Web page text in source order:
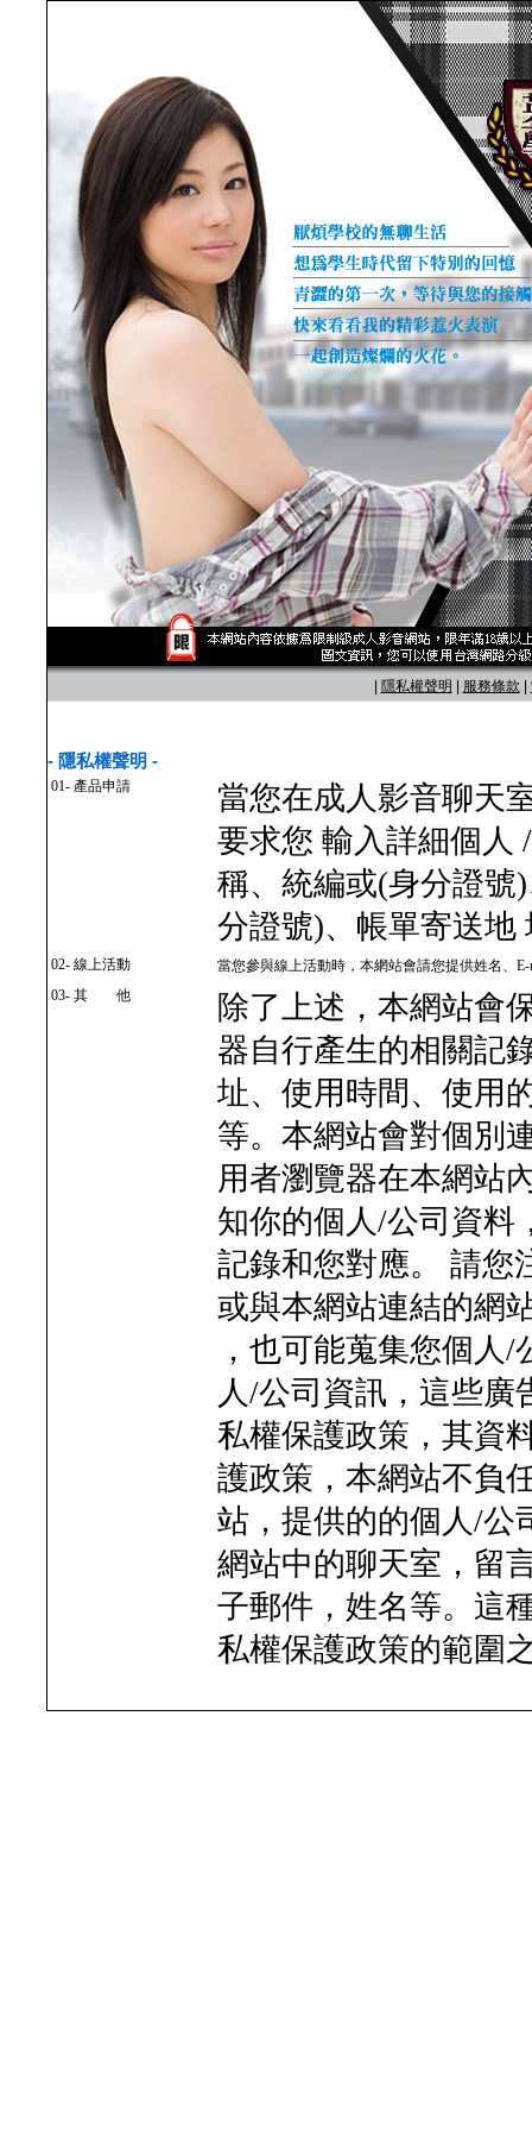
隱私權聲明 服務條款
- 隱私權聲明 -
01- 產品申請
當您在成人影音聊天
要求您 輸入詳細個人
稱、統編或(身分證號
分證號)、帳單寄送地
02- 線上活動
當您參與線上活動時，本網站會請您提供姓名、
03- 其 他
除了上述，本網站會
器自行產生的相關記
址、使用時間、使用
等。本網站會對個別
用者瀏覽器在本網站
知你的個人/公司資料
記錄和您對應。 請您
或與本網站連結的網
，也可能蒐集您個人
人/公司資訊，這些廣
私權保護政策，其資
護政策，本網站不負
站，提供的的個人/公
網站中的聊天室，留
子郵件，姓名等。這
私權保護政策的範圍